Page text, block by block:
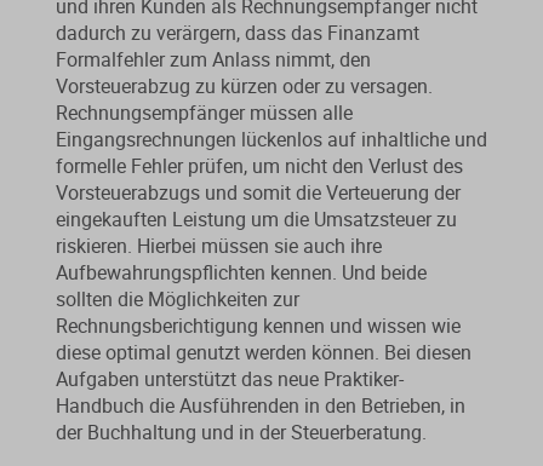
Neuheiten
Neuheiten
Aktuelles Programm
und ihren Kunden als Rechnungsempfänger nicht
dadurch zu verärgern, dass das Finanzamt
Formalfehler zum Anlass nimmt, den
Vorsteuerabzug zu kürzen oder zu versagen.
Rechnungsempfänger müssen alle
Eingangsrechnungen lückenlos auf inhaltliche und
formelle Fehler prüfen, um nicht den Verlust des
Vorsteuerabzugs und somit die Verteuerung der
eingekauften Leistung um die Umsatzsteuer zu
riskieren. Hierbei müssen sie auch ihre
Aufbewahrungspflichten kennen. Und beide
sollten die Möglichkeiten zur
Rechnungsberichtigung kennen und wissen wie
diese optimal genutzt werden können. Bei diesen
Aufgaben unterstützt das neue Praktiker-
Handbuch die Ausführenden in den Betrieben, in
der Buchhaltung und in der Steuerberatung.